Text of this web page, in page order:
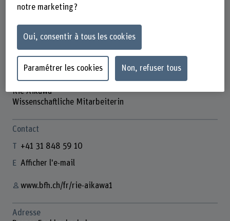
Rie Aikawa
Wissenschaftliche Mitarbeiterin
Contact
+41 31 848 59 10
Afficher l'e-mail
www.bfh.ch/fr/rie-aikawa1
Adresse
notre marketing ?
Oui, consentir à tous les cookies
Paramétrer les cookies Non, refuser tous